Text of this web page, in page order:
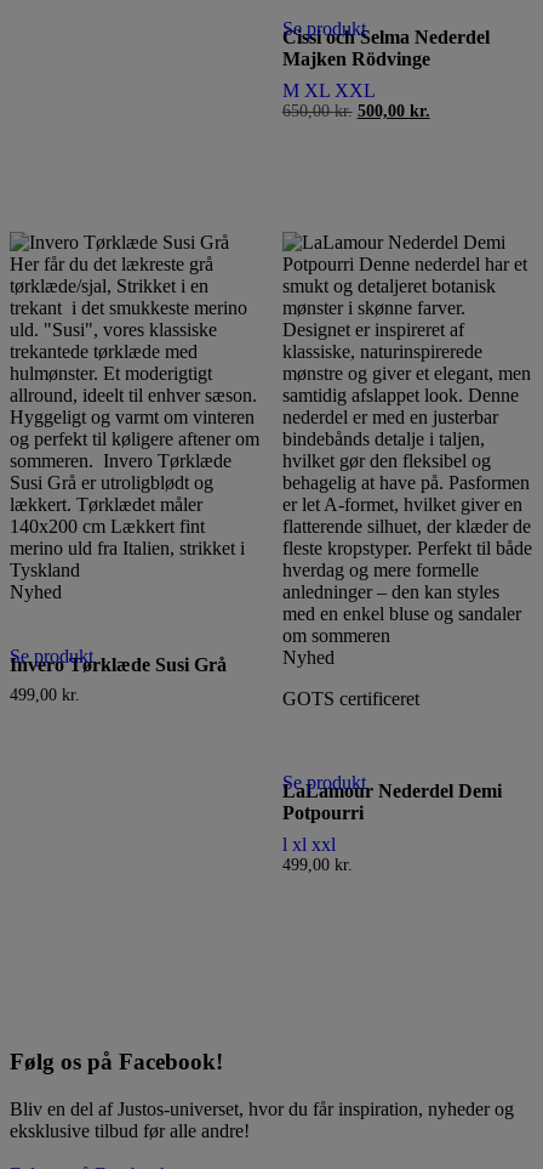
Se produkthar
flere
varianter.
Mulighederne
kan
Cissi och Selma Nederdel
Majken Rödvinge
M XL XXL
650,00kr. Den
500,00 kr.
Nyhed
Se produkt
Invero Tørklæde Susi Grå
499,00 kr.
Nyhed
GOTS certificeret
Se produkthar
LaLamour Nederdel Demi
Potpourri
l xl xxl
499,00 kr.
Følg os på Facebook!
Bliv en del af Justos-universet, hvor du får inspiration, nyheder og
eksklusive tilbud før alle andre!